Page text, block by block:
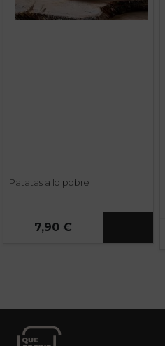
Patatas a lo pobre
7,90 €